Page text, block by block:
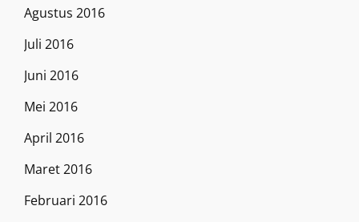
Agustus 2016
Juli 2016
Juni 2016
Mei 2016
April 2016
Maret 2016
Februari 2016